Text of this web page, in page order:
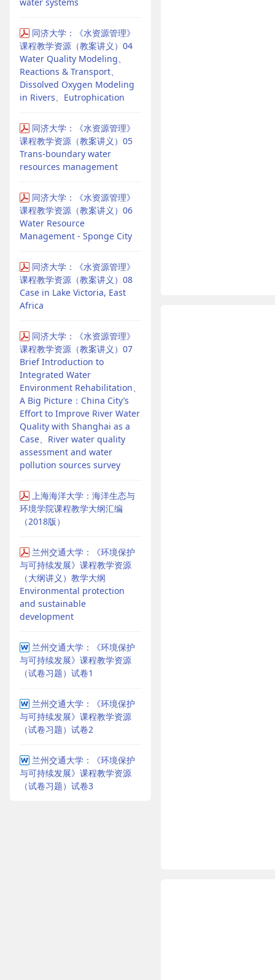
同济大学：《水资源管理》
课程教学资源（教案讲义）04
Water Quality Modeling、
Reactions & Transport、
Dissolved Oxygen Modeling
in Rivers、Eutrophication
同济大学：《水资源管理》
课程教学资源（教案讲义）05
Trans-boundary water
resources management
同济大学：《水资源管理》
课程教学资源（教案讲义）06
Water Resource
Management - Sponge City
同济大学：《水资源管理》
课程教学资源（教案讲义）08
Case in Lake Victoria, East
Africa
同济大学：《水资源管理》
课程教学资源（教案讲义）07
Brief Introduction to
Integrated Water
Environment Rehabilitation、
A Big Picture：China City’s
Effort to Improve River Water
Quality with Shanghai as a
Case、River water quality
assessment and water
pollution sources survey
上海海洋大学：海洋生态与
环境学院课程教学大纲汇编
（2018版）
兰州交通大学：《环境保护
与可持续发展》课程教学资源
（大纲讲义）教学大纲
Environmental protection
and sustainable
development
兰州交通大学：《环境保护
与可持续发展》课程教学资源
（试卷习题）试卷1
兰州交通大学：《环境保护
与可持续发展》课程教学资源
（试卷习题）试卷2
兰州交通大学：《环境保护
与可持续发展》课程教学资源
（试卷习题）试卷3